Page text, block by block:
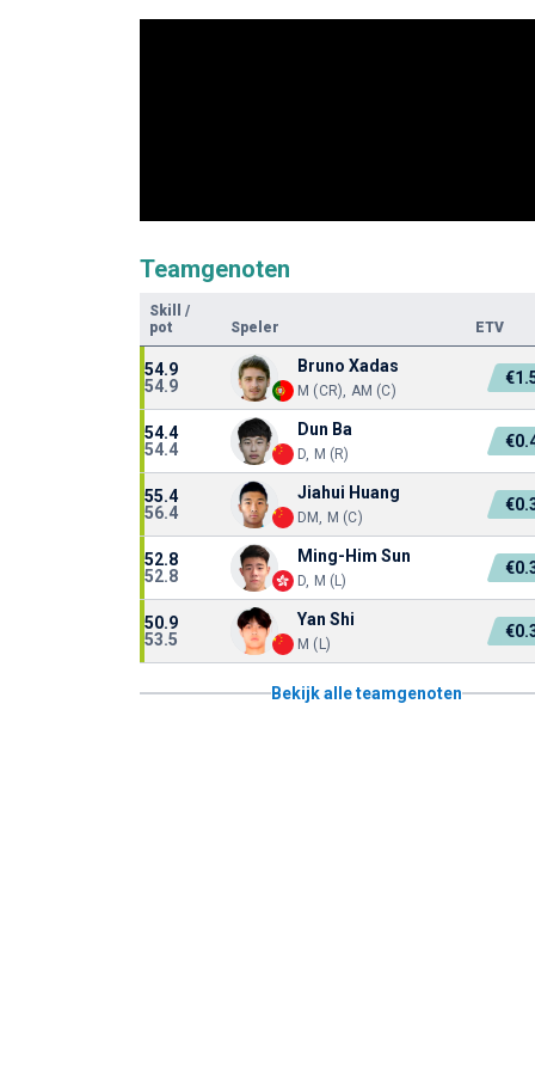
Teamgenoten
Skill
/
pot
Speler ETV
54.9
54.9
Bruno Xadas
M (CR), AM (C)
54.4
54.4
Dun Ba
D, M (R)
55.4
56.4
Jiahui Huang
DM, M (C)
52.8
52.8
Ming-Him Sun
D, M (L)
50.9
53.5
Yan Shi
M (L)
Bekijk alle teamgenoten